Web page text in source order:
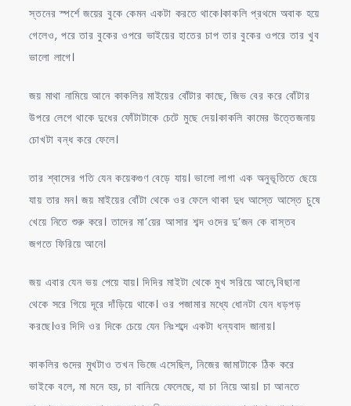
স্তনের স্পর্শে জয়ের বুকে কেমন একটা করতে থাকে।কাকলি প্রথমে অবাক হয়ে
গেলেও, পরে তার বুকের ওপরে ভাইয়ের হাতের চাপ তার বুকের ওপরে তার খুব
ভালো লাগে।
জয় মাথা নামিয়ে আনে কাকলির মাইয়ের বোঁটার কাছে, জিভ বের করে বোঁটার
উপরে লেগে থাকে দুধের ফোঁটাটাকে চেটে মুছে দেয়।কাকলি কামের উত্তেজনায়
চোখটা বন্ধ করে ফেলে।
তার শ্বাসের গতি যেন কয়েকগুণ বেড়ে যায়। ভালো লাগা এক অনুভূতিতে ছেয়ে
যায় তার মন। জয় মাইয়ের বোঁটা থেকে ওর ফেলে থাকা দুধ আস্তে আস্তে চুষে
খেয়ে নিতে শুরু করে। তাদের মা’য়ের আসার শব্দ ওদের দু’জন কে বাস্তব
জগতে ফিরিয়ে আনে।
জয় এবার যেন ভয় পেয়ে যায়। দিদির মাইটা থেকে মুখ সরিয়ে আনে,বিছানা
থেকে সরে গিয়ে দূরে দাঁড়িয়ে থাকে। ওর পজামার মধ্যে ধোনটা যেন ধড়পড়
করছে।ওর দিদি ওর দিকে চেয়ে যেন নিঃশব্দে একটা ধন্যবাদ জানায়।
কাকলির গুদের মুখটাও তখন ভিজে এসেছিল, নিজের জামাটাকে ঠিক করে
ভাইকে বলে, মা মনে হয়, চা বানিয়ে ফেলেছে, যা চা নিয়ে আয়। চা আনতে